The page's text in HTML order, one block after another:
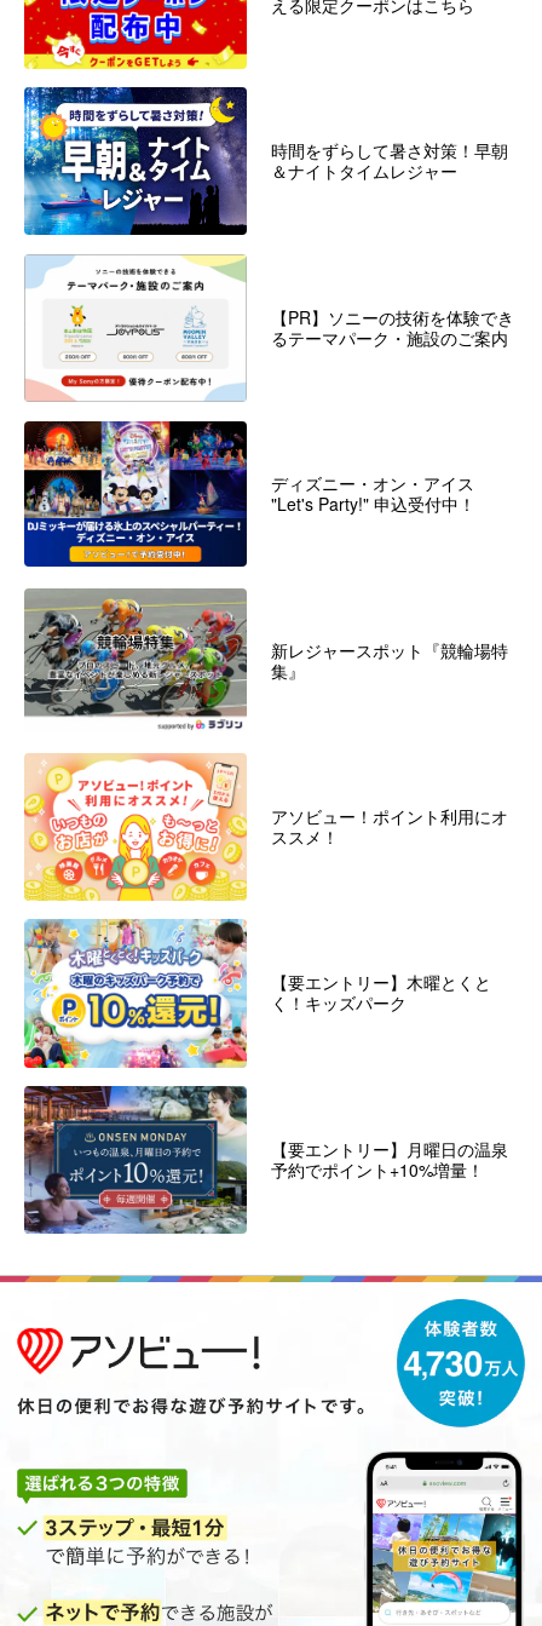
時間をずらして暑さ対策！早朝
＆ナイトタイムレジャー
【PR】ソニーの技術を体験でき
るテーマパーク・施設のご案内
ディズニー・オン・アイス
"Let's Party!" 申込受付中！
新レジャースポット『競輪場特
集』
アソビュー！ポイント利用にオ
ススメ！
【要エントリー】木曜とくと
く！キッズパーク
【要エントリー】月曜日の温泉
予約でポイント+10%増量！